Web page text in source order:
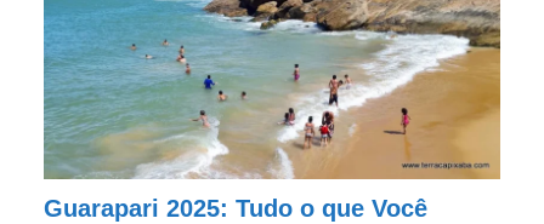
Guarapari 2025: Tudo o que Você